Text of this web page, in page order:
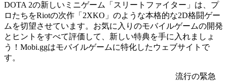
DOTA 2の新しいミニゲーム「スリートファイター」は、プ
ロたちをRiotの次作「2XKO」のような本格的な2D格闘ゲー
ムを切望させています。お気に入りのモバイルゲームの開発
とヒントをすべて評価して、新しい特典を手に入れましょ
う！Mobi.ggはモバイルゲームに特化したウェブサイトで
す。
流行の緊急